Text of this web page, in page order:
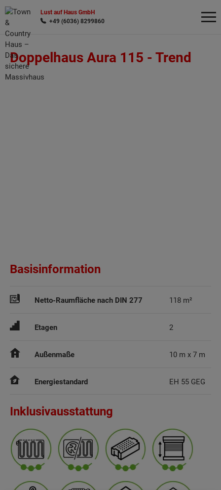
Lust auf Haus GmbH
+49 (6036) 8299860
Doppelhaus Aura 115 - Trend
Basisinformation
Netto-Raumfläche nach DIN 277 118 m²
Etagen 2
Außenmaße 10 m x 7 m
Energiestandard EH 55 GEG
Inklusivausstattung
Wonach möchten Sie suchen?